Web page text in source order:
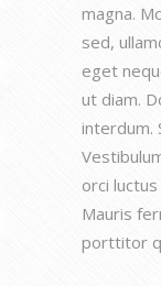
magna.
sed,
eget
ut diam.
interdum.
orci
Mauris
porttitor